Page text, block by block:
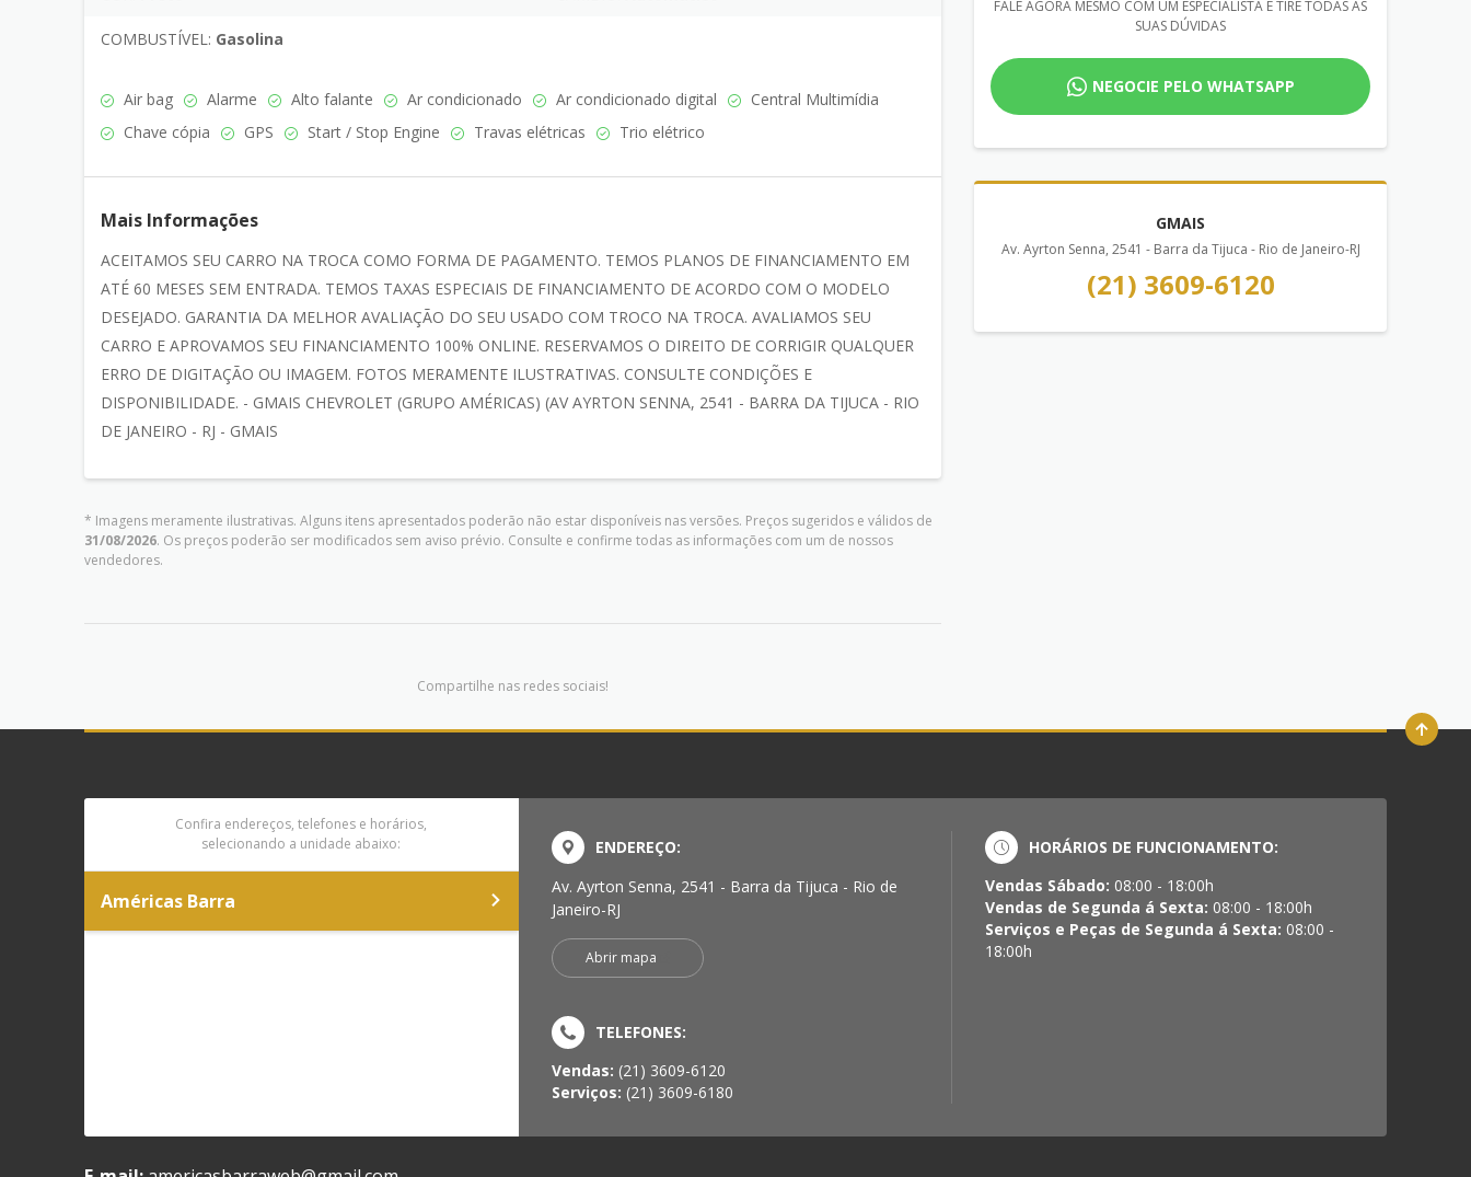
COMBUSTÍVEL: Gasolina
Air bag Alarme Alto falante Ar condicionado Ar condicionado digital
Central Multimídia
Chave cópia
GPS Start / Stop Engine Travas elétricas Trio elétrico
Mais Informações
ACEITAMOS SEU CARRO NA TROCA COMO FORMA DE PAGAMENTO. TEMOS PLANOS DE FINANCIAMENTO EM
ATÉ 60 MESES SEM ENTRADA. TEMOS TAXAS ESPECIAIS DE FINANCIAMENTO DE ACORDO COM O MODELO
DESEJADO. GARANTIA DA MELHOR AVALIAÇÃO DO SEU USADO COM TROCO NA TROCA. AVALIAMOS SEU
CARRO E APROVAMOS SEU FINANCIAMENTO 100% ONLINE. RESERVAMOS O DIREITO DE CORRIGIR QUALQUER
ERRO DE DIGITAÇÃO OU IMAGEM. FOTOS MERAMENTE ILUSTRATIVAS. CONSULTE CONDIÇÕES E
DISPONIBILIDADE. - GMAIS CHEVROLET (GRUPO AMÉRICAS) (AV AYRTON SENNA, 2541 - BARRA DA TIJUCA - RIO
DE JANEIRO - RJ - GMAIS
* Imagens meramente ilustrativas. Alguns itens apresentados poderão não estar disponíveis nas versões. Preços sugeridos e válidos de
31/08/2026. Os preços poderão ser modificados sem aviso prévio. Consulte e confirme todas as informações com um de nossos
vendedores.
Compartilhe nas redes sociais!
FALE AGORA MESMO COM UM ESPECIALISTA E TIRE TODAS AS
SUAS DÚVIDAS
NEGOCIE PELO WHATSAPP
GMAIS
Av. Ayrton Senna, 2541 - Barra da Tijuca - Rio de Janeiro-RJ
(21) 3609-6120
Confira endereços, telefones e horários,
selecionando a unidade abaixo:
Américas Barra
ENDEREÇO:
Av. Ayrton Senna, 2541 - Barra da Tijuca - Rio de
Janeiro-RJ
Abrir mapa
TELEFONES:
Vendas: (21) 3609-6120
Serviços: (21) 3609-6180
HORÁRIOS DE FUNCIONAMENTO:
Vendas Sábado: 08:00 - 18:00h
Vendas de Segunda á Sexta: 08:00 - 18:00h
Serviços e Peças de Segunda á Sexta: 08:00 -
18:00h